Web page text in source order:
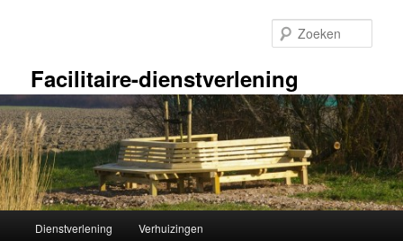
inhoudFacilitaire-dienstverlening
Dienstverlening Verhuizingen